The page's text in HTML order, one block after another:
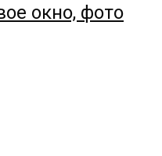
окно, фото